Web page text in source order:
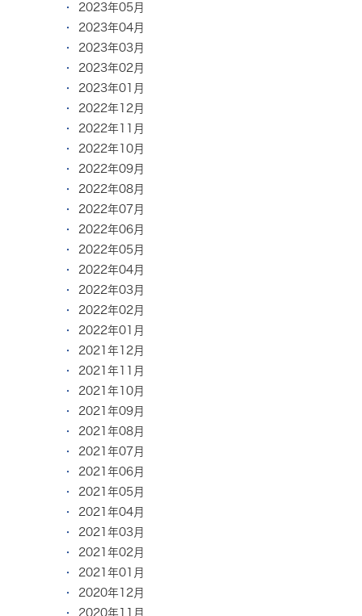
2023年05月
2023年04月
2023年03月
2023年02月
2023年01月
2022年12月
2022年11月
2022年10月
2022年09月
2022年08月
2022年07月
2022年06月
2022年05月
2022年04月
2022年03月
2022年02月
2022年01月
2021年12月
2021年11月
2021年10月
2021年09月
2021年08月
2021年07月
2021年06月
2021年05月
2021年04月
2021年03月
2021年02月
2021年01月
2020年12月
2020年11月